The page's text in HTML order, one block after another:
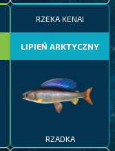
RZEKA KENAI
LIPIEŃ ARKTYCZNY
RZADKA